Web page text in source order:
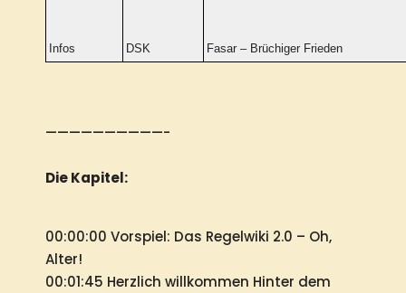
Infos DSK Fasar – Brüchiger Frieden
——————————-
Die Kapitel:
00:00:00 Vorspiel: Das Regelwiki 2.0 – Oh,
Alter!
00:01:45 Herzlich willkommen Hinter dem